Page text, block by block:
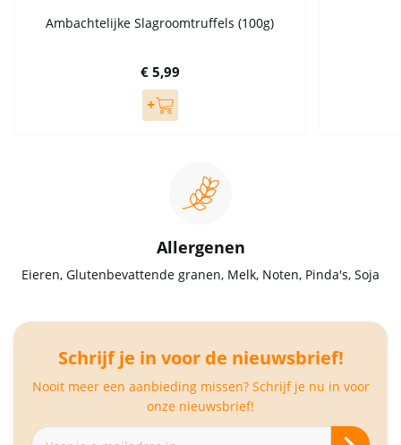
Ambachtelijke Slagroomtruffels (100g)
€ 5,99
Allergenen
Eieren, Glutenbevattende granen, Melk, Noten, Pinda's, Soja
Schrijf je in voor de nieuwsbrief!
Nooit meer een aanbieding missen? Schrijf je nu in voor
onze nieuwsbrief!
Abonneer